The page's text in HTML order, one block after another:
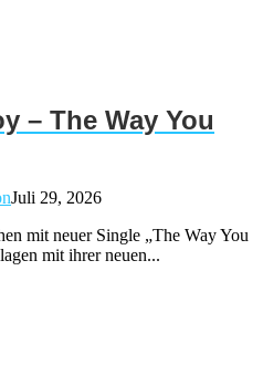
– The Way You
Juli 29, 2026
mit neuer Single „The Way You
mit ihrer neuen...